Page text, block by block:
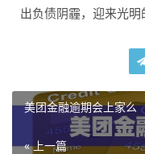
出负债阴霾，迎来光明
美团金融逾期会上家么
« 上一篇